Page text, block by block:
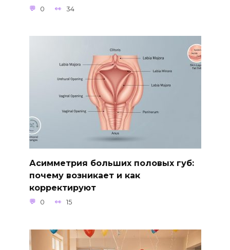
0 34
Асимметрия больших половых губ:
почему возникает и как
корректируют
0 15